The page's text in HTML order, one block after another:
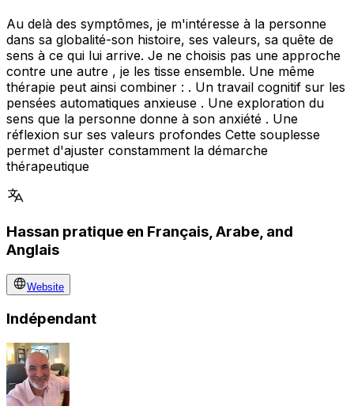
Au delà des symptômes, je m'intéresse à la personne
dans sa globalité-son histoire, ses valeurs, sa quête de
sens à ce qui lui arrive. Je ne choisis pas une approche
contre une autre , je les tisse ensemble. Une même
thérapie peut ainsi combiner : . Un travail cognitif sur les
pensées automatiques anxieuse . Une exploration du
sens que la personne donne à son anxiété . Une
réflexion sur ses valeurs profondes Cette souplesse
permet d'ajuster constamment la démarche
thérapeutique
Hassan pratique en Français, Arabe, and
Anglais
Website
Indépendant